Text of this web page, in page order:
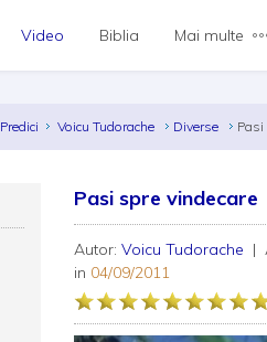
Video Biblia Mai multe
Predici Voicu Tudorache Diverse Pasi
Pasi spre vindecare
Autor:Voicu Tudorache |
in 04/09/2011